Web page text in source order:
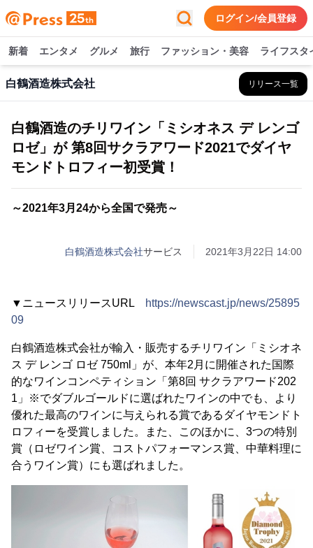
ログイン/会員登録
新着 エンタメ グルメ 旅行 ファッション・美容 ライフスタ
白鶴酒造株式会社 リリース一覧
白鶴酒造のチリワイン「ミシオネス デ レンゴ
ロゼ」が 第8回サクラアワード2021でダイヤ
モンドトロフィー初受賞！
～2021年3月24から全国で発売～
白鶴酒造株式会社サービス 2021年3月22日 14:00
▼ニュースリリースURL
https://newscast.jp/news/25895
09
白鶴酒造株式会社が輸入・販売するチリワイン「ミシオネ
ス デ レンゴ ロゼ 750ml」が、本年2月に開催された国際
的なワインコンペティション「第8回 サクラアワード202
1」※でダブルゴールドに選ばれたワインの中でも、より
優れた最高のワインに与えられる賞であるダイヤモンドト
ロフィーを受賞しました。また、このほかに、3つの特別
賞（ロゼワイン賞、コストパフォーマンス賞、中華料理に
合うワイン賞）にも選ばれました。